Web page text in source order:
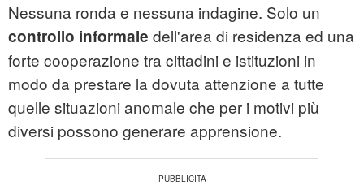
Nessuna ronda e nessuna indagine. Solo un
controllo informale dell'area di residenza ed una
forte cooperazione tra cittadini e istituzioni in
modo da prestare la dovuta attenzione a tutte
quelle situazioni anomale che per i motivi più
diversi possono generare apprensione.